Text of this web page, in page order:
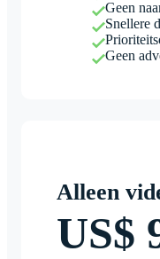
Geen
Snellere
Geen
Alleen
US$